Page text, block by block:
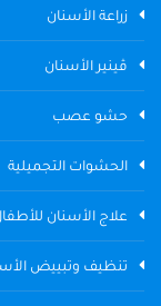
زراعة الأسنان
ڤينير الأسنان
حشو عصب
الحشوات التجميلية
علاج الأسنان
تنظيف وتبييض